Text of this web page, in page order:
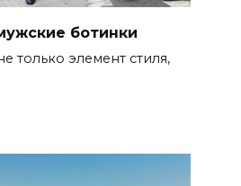
ботинки
только элемент стиля,